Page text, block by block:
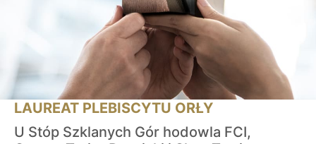
LAUREAT PLEBISCYTU ORŁY
U Stóp Szklanych Gór hodowla FCI,